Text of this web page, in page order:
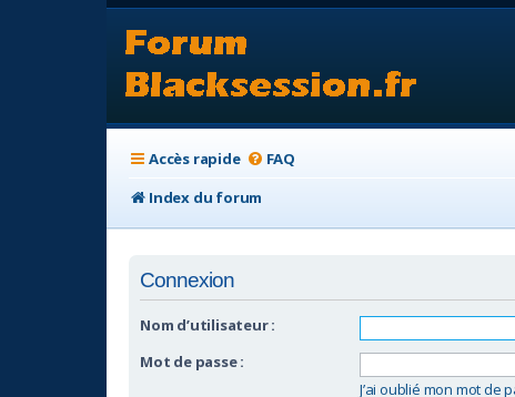
Accès rapide FAQ
Index du forum
Connexion
Nom d’utilisateur :
Mot de passe :
J’ai oublié mon mot de